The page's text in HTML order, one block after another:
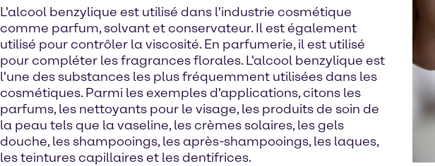
L'alcool benzylique est utilisé dans l'industrie cosmétique
comme parfum, solvant et conservateur. Il est également
utilisé pour contrôler la viscosité. En parfumerie, il est utilisé
pour compléter les fragrances florales. L'alcool benzylique est
l'une des substances les plus fréquemment utilisées dans les
cosmétiques. Parmi les exemples d'applications, citons les
parfums, les nettoyants pour le visage, les produits de soin de
la peau tels que la vaseline, les crèmes solaires, les gels
douche, les shampooings, les après-shampooings, les laques,
les teintures capillaires et les dentifrices.